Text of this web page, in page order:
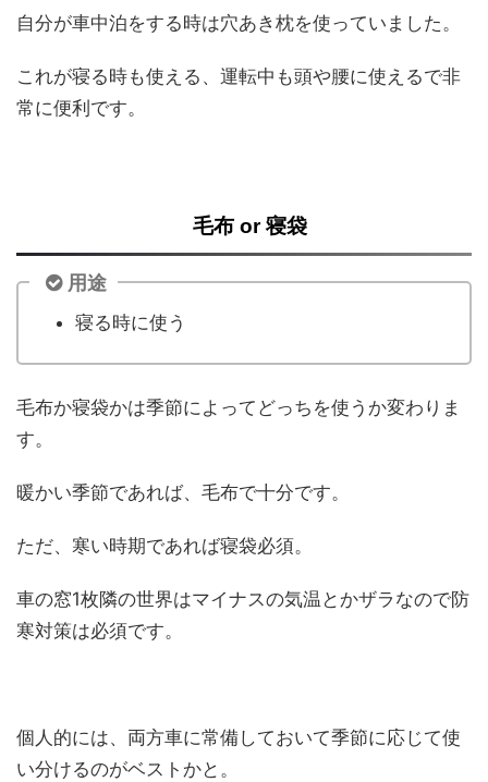
自分が車中泊をする時は穴あき枕を使っていました。
これが寝る時も使える、運転中も頭や腰に使えるで非
常に便利です。
毛布 or 寝袋
用途
寝る時に使う
毛布か寝袋かは季節によってどっちを使うか変わりま
す。
暖かい季節であれば、毛布で十分です。
ただ、寒い時期であれば寝袋必須。
車の窓1枚隣の世界はマイナスの気温とかザラなので防
寒対策は必須です。
個人的には、両方車に常備しておいて季節に応じて使
い分けるのがベストかと。